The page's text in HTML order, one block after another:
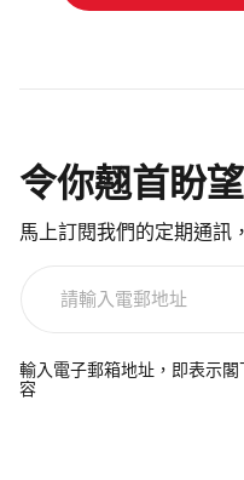
令你翹首盼
馬上訂閱我們的定期通訊
電
郵
輸入電子郵箱地址，即表示閣
容